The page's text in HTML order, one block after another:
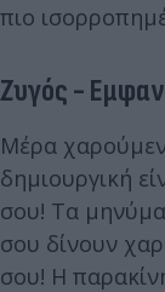
πιο
Ζυγός -
Μέρα
δημιουργική
σου! Τα
σου δίνουν
σου! Η